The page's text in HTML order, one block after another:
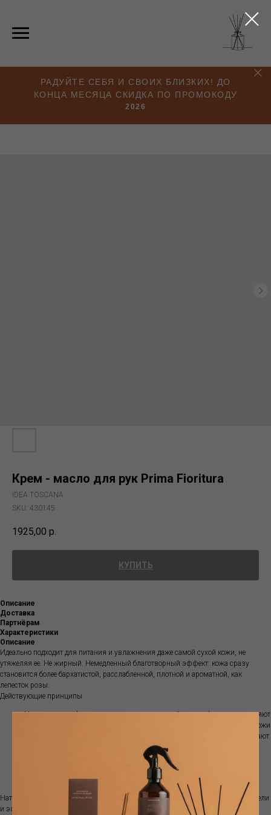
РАДУЙТЕ СЕБЯ И СВОИХ БЛИЗКИХ! ДО
КОНЦА МЕСЯЦА СКИДКА ПО ПРОМОКОДУ
2026
Крем - масло для рук Prima Fioritura
IDEA TOSCANA
SKU: 430145
1925,00 р.
КУПИТЬ
Описание
Доставка
Партнёрам
Характеристики
Описание
Идеально подходит для питания и увлажнения даже самой сухой кожи, не
утяжеляя ее. Не жирный. Немедленный благотворный эффект: кожа сразу
становится более бархатистой, расслабленной, плотной и ароматной, как
лепесток розы.
Действующие принципы
Натуральные эфирные масла розы дамасской и сентифолии: увлажняют
и освежают, помогают противодействовать и предотвращать сухость кожи
Органические экстракты шиповника и дамаскины: успокаивают и делают
эластичными, помогают предотвратить старение кожи
Растительный глицерин: помогает поддерживать правильный уровень
Масло ши: питает и регенерирует, придает мягкость и эластичность
Натуральный продукт, растительные масла и экстракты, натуральные красители
и эфирные масла, идентичные натуральные консерванты, дерматологически